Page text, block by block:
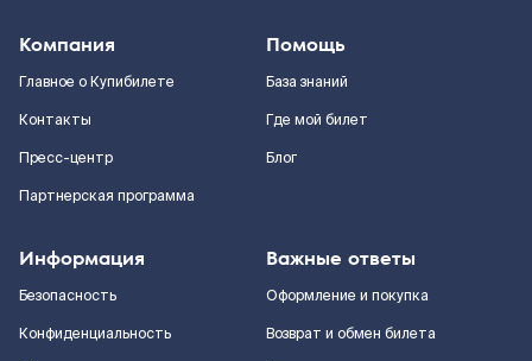
Компания
Главное о Купибилете
Контакты
Пресс-центр
Партнерская программа
Помощь
База знаний
Где мой билет
Блог
Информация
Безопасность
Конфиденциальность
Важные ответы
Оформление и покупка
Возврат и обмен билета